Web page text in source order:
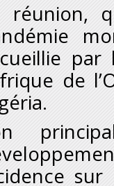
réunion,
par
de